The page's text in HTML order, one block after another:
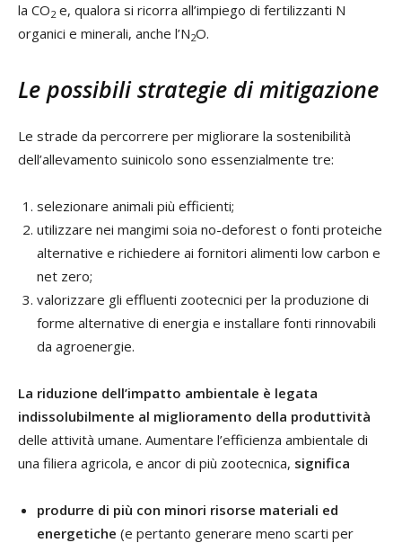
la CO2 e, qualora si ricorra all’impiego di fertilizzanti N
organici e minerali, anche l’N2O.
Le possibili strategie di mitigazione
Le strade da percorrere per migliorare la sostenibilità
dell’allevamento suinicolo sono essenzialmente tre:
selezionare animali più efficienti;
utilizzare nei mangimi soia no-deforest o fonti proteiche
alternative e richiedere ai fornitori alimenti low carbon e
net zero;
valorizzare gli effluenti zootecnici per la produzione di
forme alternative di energia e installare fonti rinnovabili
da agroenergie.
La riduzione dell’impatto ambientale è legata
indissolubilmente al miglioramento della produttività
delle attività umane. Aumentare l’efficienza ambientale di
una filiera agricola, e ancor di più zootecnica, significa
produrre di più con minori risorse materiali ed
energetiche (e pertanto generare meno scarti per